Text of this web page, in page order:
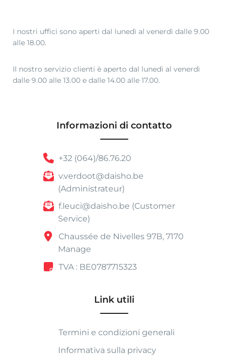
I nostri uffici sono aperti dal lunedì al venerdì dalle 9.00
alle 18.00.
Il nostro servizio clienti è aperto dal lunedì al venerdì
dalle 9.00 alle 13.00 e dalle 14.00 alle 17.00.
Informazioni di contatto
+32 (064)/86.76.20
v.verdoot@daisho.be
(Administrateur)
f.leuci@daisho.be (Customer
Service)
Chaussée de Nivelles 97B, 7170
Manage
TVA : BE0787715323
Link utili
Termini e condizioni generali
Informativa sulla privacy